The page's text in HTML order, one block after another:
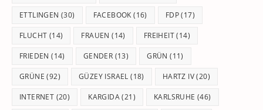
ETTLINGEN (30) FACEBOOK (16) FDP(17)
FLUCHT (14) FRAUEN (14) FREIHEIT(14)
FRIEDEN (14) GENDER (13) GRÜN (11)
GRÜNE (92) GÜZEY ISRAEL (18) HARTZ IV(20)
INTERNET (20) KARGIDA(21) KARLSRUHE (46)